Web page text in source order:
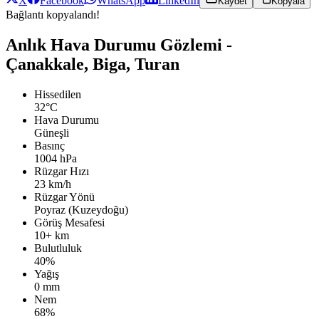
Bağlantı kopyalandı!
Anlık Hava Durumu Gözlemi -
Çanakkale, Biga, Turan
Hissedilen
32°C
Hava Durumu
Güneşli
Basınç
1004 hPa
Rüzgar Hızı
23 km/h
Rüzgar Yönü
Poyraz (Kuzeydoğu)
Görüş Mesafesi
10+ km
Bulutluluk
40%
Yağış
0 mm
Nem
68%